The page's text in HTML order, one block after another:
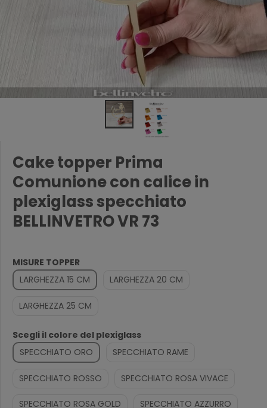
Cake topper Prima
Comunione con calice in
plexiglass specchiato
BELLINVETRO VR 73
MISURE TOPPER
LARGHEZZA 15 CM
LARGHEZZA 20 CM
LARGHEZZA 25 CM
Scegli il colore del plexiglass
SPECCHIATO ORO
SPECCHIATO RAME
SPECCHIATO ROSSO SPECCHIATO ROSA VIVACE
SPECCHIATO ROSA GOLD SPECCHIATO AZZURRO